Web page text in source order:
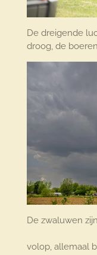
De dreigende
droog, de
De
volop, allemaal